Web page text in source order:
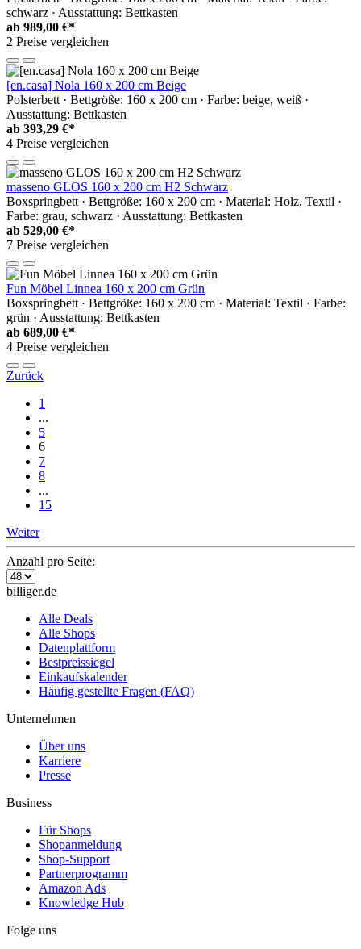
schwarz · Ausstattung: Bettkasten
ab 989,00 €*
2 Preise vergleichen
[en.casa] Nola 160 x 200 cm Beige
Polsterbett · Bettgröße: 160 x 200 cm · Farbe: beige, weiß ·
Ausstattung: Bettkasten
ab 393,29 €*
4 Preise vergleichen
masseno GLOS 160 x 200 cm H2 Schwarz
Boxspringbett · Bettgröße: 160 x 200 cm · Material: Holz, Textil ·
Farbe: grau, schwarz · Ausstattung: Bettkasten
ab 529,00 €*
7 Preise vergleichen
Fun Möbel Linnea 160 x 200 cm Grün
Boxspringbett · Bettgröße: 160 x 200 cm · Material: Textil · Farbe:
grün · Ausstattung: Bettkasten
ab 689,00 €*
4 Preise vergleichen
Zurück
1
...
5
6
7
8
...
15
Weiter
Anzahl pro Seite:
billiger.de
Alle Deals
Alle Shops
Datenplattform
Bestpreissiegel
Einkaufskalender
Häufig gestellte Fragen (FAQ)
Unternehmen
Über uns
Karriere
Presse
Business
Für Shops
Shopanmeldung
Shop-Support
Partnerprogramm
Amazon Ads
Knowledge Hub
Folge uns